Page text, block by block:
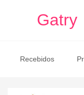
Gatry
Recebidos